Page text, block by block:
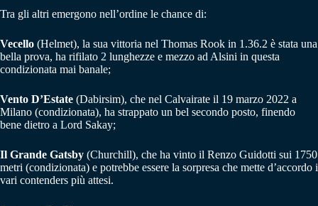
Tra gli altri emergono nell’ordine le chance di:
Vecello (Helmet), la sua vittoria nel Thomas Rook in 1.36.2 è stata una
bella prova, ha rifilato 2 lunghezze e mezzo ad Alsini in questa
condizionata mai banale;
Vento D’Estate (Dabirsim), che nel Calvairate il 19 marzo 2022 a
Milano (condizionata), ha strappato un bel secondo posto, finendo
bene dietro a Lord Sakay;
Il Grande Gatsby (Churchill), che ha vinto il Renzo Guidotti sui 1750
metri (condizionata) e potrebbe essere la sorpresa che mette d’accordo i
vari contenders più attesi.